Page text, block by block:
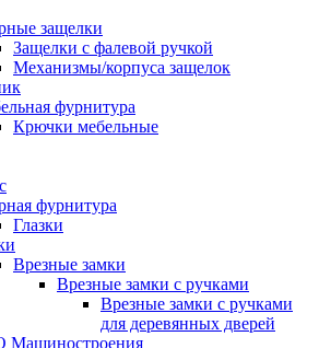
защелки
Защелки с фалевой ручкой
Механизмы/корпуса защелок
фурнитура
Крючки мебельные
фурнитура
Глазки
Врезные замки
Врезные замки с ручками
Врезные замки с ручками
для деревянных дверей